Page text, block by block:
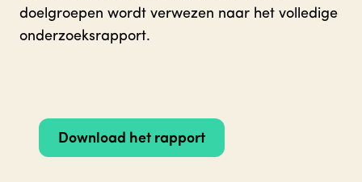
doelgroepen wordt verwezen naar het volledige
onderzoeksrapport.
Download het rapport